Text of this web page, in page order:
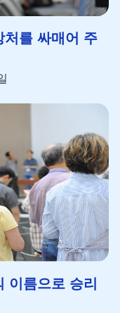
처를 싸매어 주
이름으로 승리